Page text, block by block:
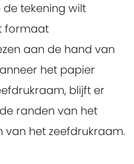
de tekening wilt
formaat
aan de hand van
het papier
blijft er
randen van het
van het zeefdrukraam.